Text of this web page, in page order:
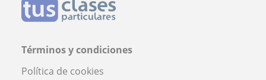
Términos y condiciones
Política de cookies